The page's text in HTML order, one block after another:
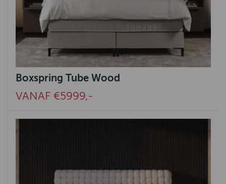
Boxspring Tube Wood
VANAF €5999,-